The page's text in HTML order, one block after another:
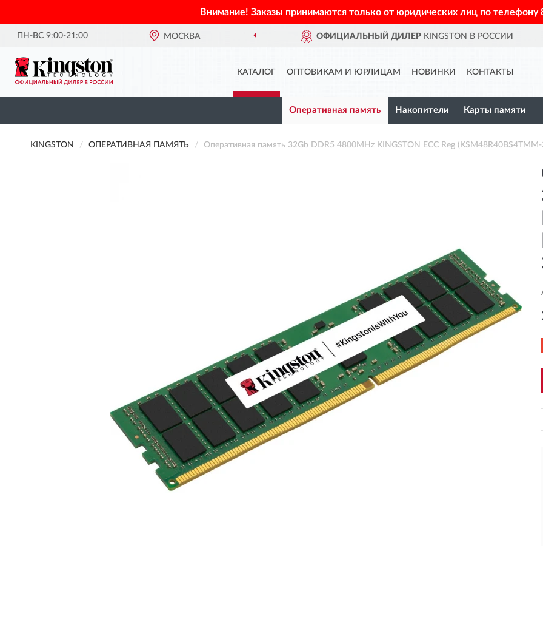
Внимание! Заказы принимаются только от юридических лиц по телефону
ПН-ВС 9:00-21:00 МОСКВА ОФИЦИАЛЬНЫЙ ДИЛЕР KINGSTON В РОССИИ
КАТАЛОГ ОПТОВИКАМ И ЮРЛИЦАМ НОВИНКИ КОНТАКТЫ
Оперативная память Накопители Карты памяти
KINGSTON ОПЕРАТИВНАЯ ПАМЯТЬ Оперативная память 32Gb DDR5 4800MHz KINGSTON ECC Reg